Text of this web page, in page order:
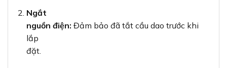
Ngắt
nguồn điện: Đảm bảo đã tắt cầu dao trước khi
lắp
đặt.